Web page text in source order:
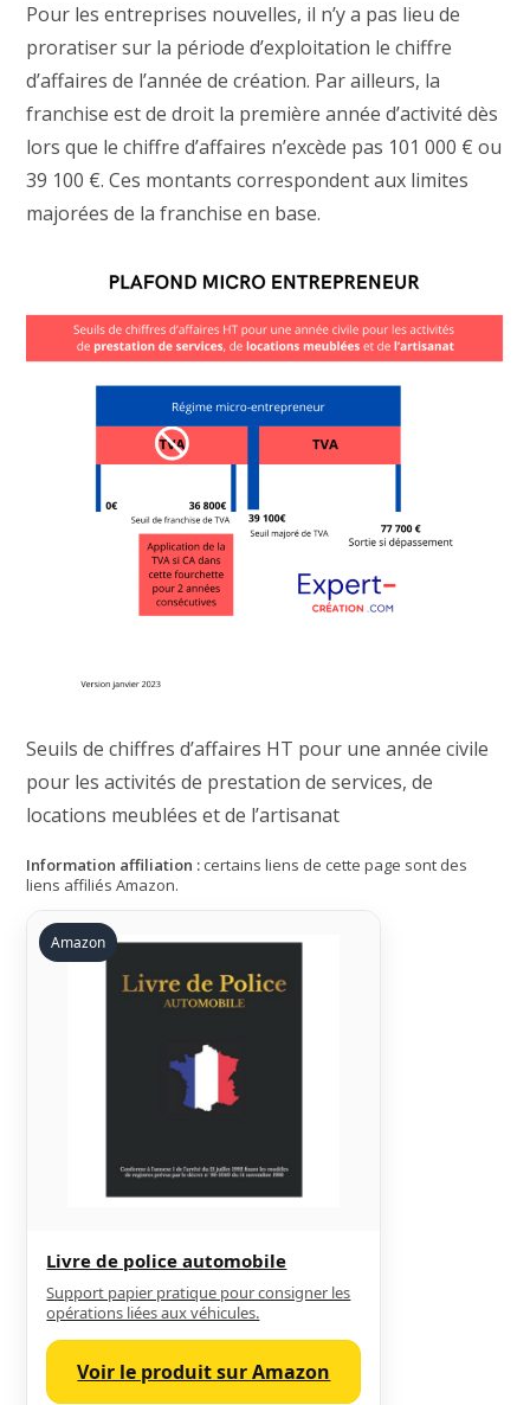
Pour les entreprises nouvelles, il n’y a pas lieu de
proratiser sur la période d’exploitation le chiffre
d’affaires de l’année de création. Par ailleurs, la
franchise est de droit la première année d’activité dès
lors que le chiffre d’affaires n’excède pas 101 000 € ou
39 100 €. Ces montants correspondent aux limites
majorées de la franchise en base.
Seuils de chiffres d’affaires HT pour une année civile
pour les activités de prestation de services, de
locations meublées et de l’artisanat
Information affiliation : certains liens de cette page sont des
liens affiliés Amazon.
Amazon
Livre de police automobile
Support papier pratique pour consigner les
opérations liées aux véhicules.
Voir le produit sur Amazon